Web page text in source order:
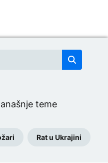
teme
Rat u Ukrajini